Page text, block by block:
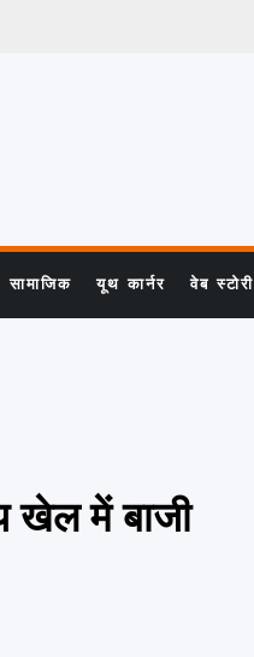
सामाजिक यूथ कार्नर वेब स्टोरी
खेल में बाजी